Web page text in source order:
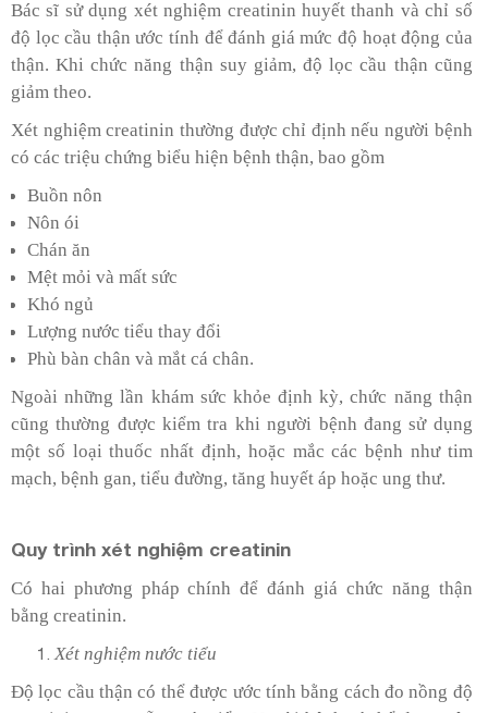
Bác sĩ sử dụng xét nghiệm creatinin huyết thanh và chỉ số
độ lọc cầu thận ước tính để đánh giá mức độ hoạt động của
thận. Khi chức năng thận suy giảm, độ lọc cầu thận cũng
giảm theo.
Xét nghiệm creatinin thường được chỉ định nếu người bệnh
có các triệu chứng biểu hiện bệnh thận, bao gồm
Buồn nôn
Nôn ói
Chán ăn
Mệt mỏi và mất sức
Khó ngủ
Lượng nước tiểu thay đổi
Phù bàn chân và mắt cá chân.
Ngoài những lần khám sức khỏe định kỳ, chức năng thận
cũng thường được kiểm tra khi người bệnh đang sử dụng
một số loại thuốc nhất định, hoặc mắc các bệnh như tim
mạch, bệnh gan, tiểu đường, tăng huyết áp hoặc ung thư.
Quy trình xét nghiệm creatinin
Có hai phương pháp chính để đánh giá chức năng thận
bằng creatinin.
Xét nghiệm nước tiểu
Độ lọc cầu thận có thể được ước tính bằng cách đo nồng độ